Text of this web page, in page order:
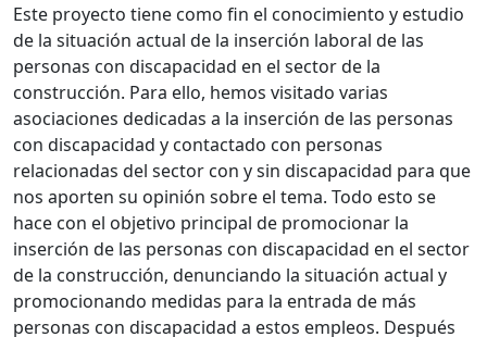
Este proyecto tiene como fin el conocimiento y estudio
de la situación actual de la inserción laboral de las
personas con discapacidad en el sector de la
construcción. Para ello, hemos visitado varias
asociaciones dedicadas a la inserción de las personas
con discapacidad y contactado con personas
relacionadas del sector con y sin discapacidad para que
nos aporten su opinión sobre el tema. Todo esto se
hace con el objetivo principal de promocionar la
inserción de las personas con discapacidad en el sector
de la construcción, denunciando la situación actual y
promocionando medidas para la entrada de más
personas con discapacidad a estos empleos. Después